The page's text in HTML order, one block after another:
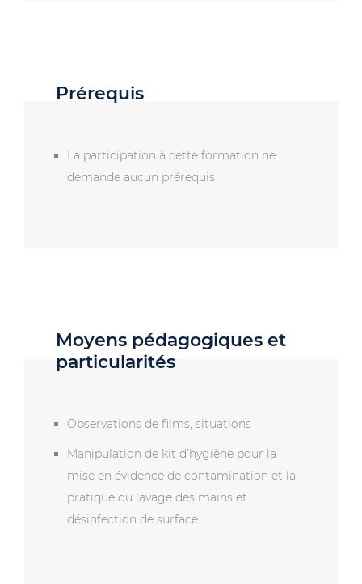
Prérequis
La participation à cette formation ne
demande aucun prérequis
Moyens pédagogiques et
particularités
Observations de films, situations
Manipulation de kit d’hygiène pour la
mise en évidence de contamination et la
pratique du lavage des mains et
désinfection de surface